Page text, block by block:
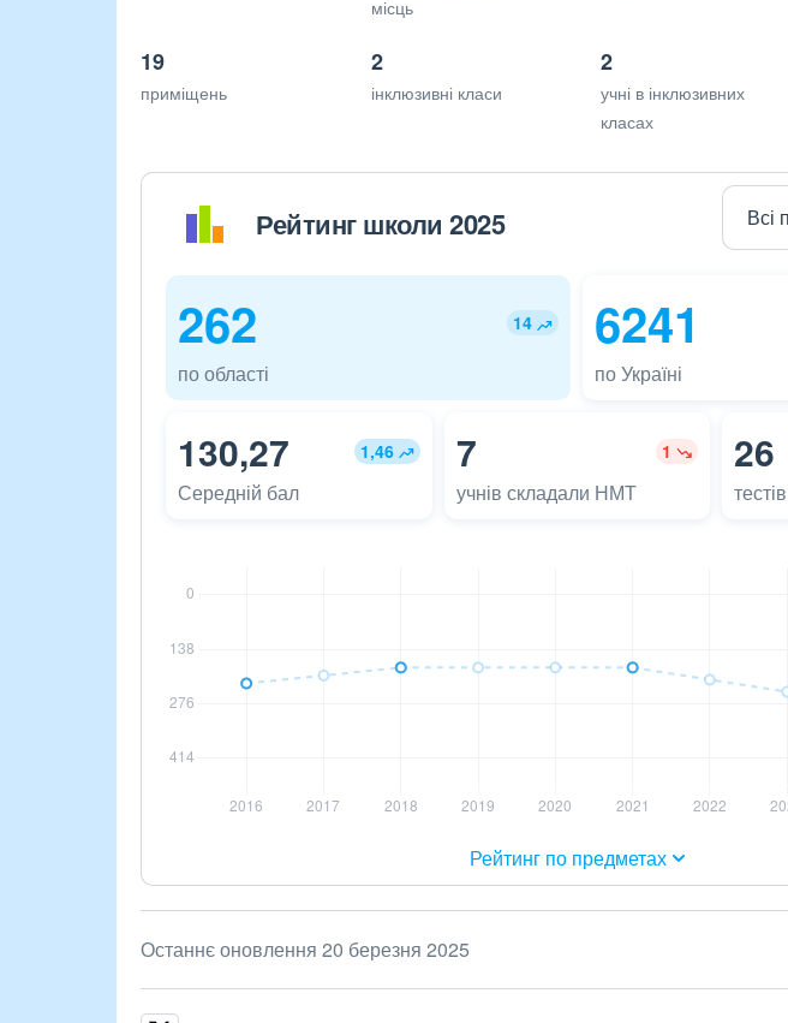
місць
19
приміщень
2
інклюзивні класи
2
учні в інклюзивних
класах
Рейтинг школи 2025
262 14
по області
6241
по Україні
130,27 1,46
Середній бал
7 1
учнів складали НМТ
26
Рейтинг по предметах
Останнє оновлення 20 березня 2025